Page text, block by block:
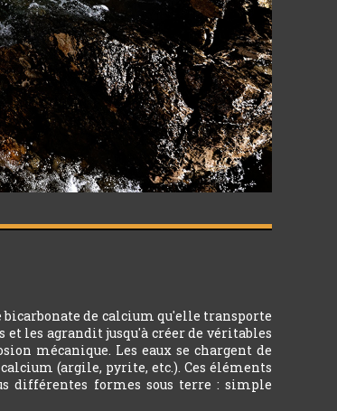
bicarbonate de calcium qu'elle transporte
les agrandit jusqu'à créer de véritables
mécanique. Les eaux se chargent de
(argile, pyrite, etc.). Ces éléments
différentes formes sous terre : simple